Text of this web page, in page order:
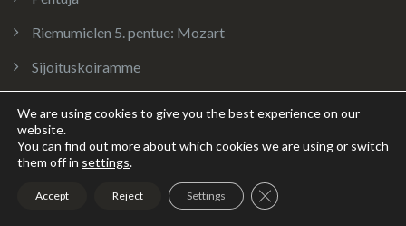
Riemumielen 5. pentue: Mozart
Sijoituskoiramme
Info
Linkkejä
Privacy Policy
We are using cookies to give you the best experience on our
website.
You can find out more about which cookies we are using or switch
them off in settings.
Accept Reject Settings Close GDPR Cookie